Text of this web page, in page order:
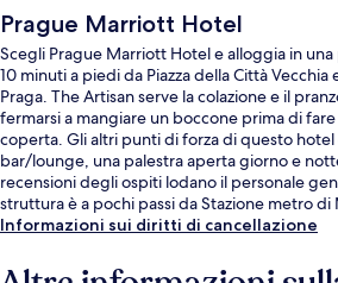
Prague Marriott Hotel
Scegli Prague Marriott Hotel e alloggia in
10 minuti a piedi da Piazza della Città
Praga. The Artisan serve la colazione e il
fermarsi a mangiare un boccone prima di
coperta. Gli altri punti di forza di questo hotel
bar/lounge, una palestra aperta giorno e
recensioni degli ospiti lodano il personale
struttura è a pochi passi da Stazione metro di
mentre Stazione metro di Namesti Republiky
Informazioni sui diritti di cancellazione